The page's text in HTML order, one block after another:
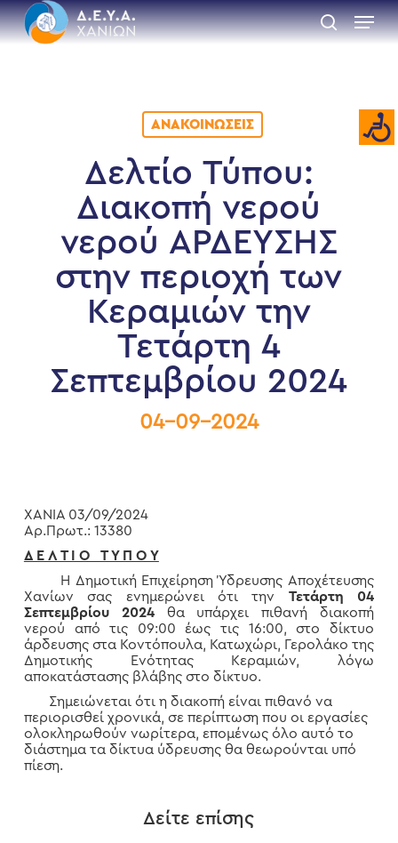
Skip
to
main
search
Menu
ΑΝΑΚΟΙΝΏΣΕΙΣ
Δελτίο Τύπου:
Διακοπή νερού
νερού ΑΡΔΕΥΣΗΣ
στην περιοχή των
Κεραμιών την
Τετάρτη 4
Σεπτεμβρίου 2024
04-09-2024
ΧΑΝΙΑ 03/09/2024
Αρ.Πρωτ.: 13380
Δ Ε Λ Τ Ι Ο Τ Υ Π Ο Υ
Η Δημοτική Επιχείρηση Ύδρευσης Αποχέτευσης
Χανίων σας ενημερώνει ότι την Τετάρτη 04
Σεπτεμβρίου 2024θα υπάρχει πιθανή διακοπή
νερού από τις 09:00 έως τις 16:00, στο δίκτυο
άρδευσης στα Κοντόπουλα, Κατωχώρι, Γερολάκο της
Δημοτικής Ενότητας Κεραμιών, λόγω
αποκατάστασης βλάβης στο δίκτυο.
Σημειώνεται ότι η διακοπή είναι πιθανό να
περιορισθεί χρονικά, σε περίπτωση που οι εργασίες
ολοκληρωθούν νωρίτερα, επομένως όλο αυτό το
διάστημα τα δίκτυα ύδρευσης θα θεωρούνται υπό
πίεση.
Δείτε επίσης